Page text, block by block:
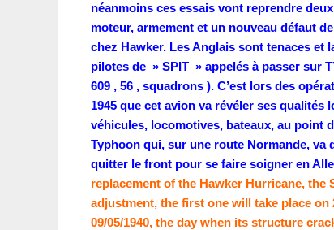
néanmoins ces essais vont reprendre
moteur, armement et un nouveau défaut
chez Hawker. Les Anglais sont tenaces et
pilotes de » SPIT » appelés à passer sur
609 , 56 , squadrons ). C’est lors des
1945 que cet avion va révéler ses
véhicules, locomotives, bateaux, au point
Typhoon qui, sur une route Normande, va
quitter le front pour se faire soigner en
replacement of the Hawker Hurricane,
adjustment, the first one will take place
09/05/1940, the day when its structure